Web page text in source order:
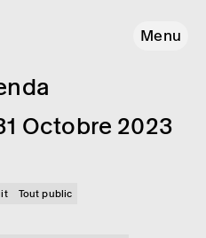
Menu
Octobre 2023
Tout public